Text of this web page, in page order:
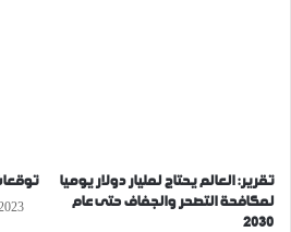
تقرير: العالم يحتاج لمليار دولار يوميا
لمكافحة التصحر والجفاف حتى عام
2030